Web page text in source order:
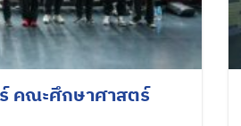
คณะศึกษาศาสตร์